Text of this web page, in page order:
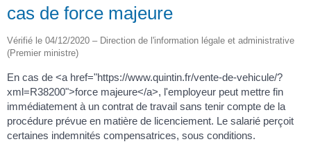
cas de force majeure
Vérifié le 04/12/2020 – Direction de l'information légale et administrative
(Premier ministre)
En cas de <a href="https://www.quintin.fr/vente-de-vehicule/?
xml=R38200">force majeure</a>, l'employeur peut mettre fin
immédiatement à un contrat de travail sans tenir compte de la
procédure prévue en matière de licenciement. Le salarié perçoit
certaines indemnités compensatrices, sous conditions.